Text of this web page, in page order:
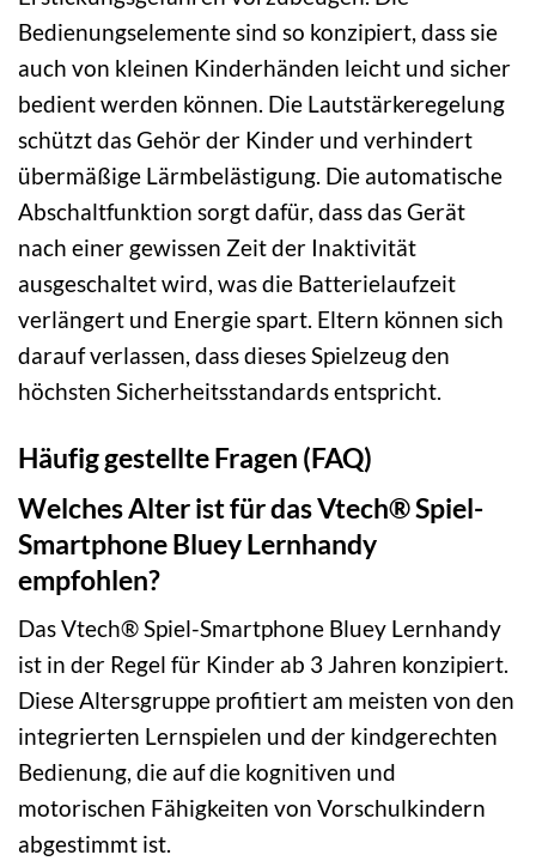
Bedienungselemente sind so konzipiert, dass sie
auch von kleinen Kinderhänden leicht und sicher
bedient werden können. Die Lautstärkeregelung
schützt das Gehör der Kinder und verhindert
übermäßige Lärmbelästigung. Die automatische
Abschaltfunktion sorgt dafür, dass das Gerät
nach einer gewissen Zeit der Inaktivität
ausgeschaltet wird, was die Batterielaufzeit
verlängert und Energie spart. Eltern können sich
darauf verlassen, dass dieses Spielzeug den
höchsten Sicherheitsstandards entspricht.
Häufig gestellte Fragen (FAQ)
Welches Alter ist für das Vtech® Spiel-
Smartphone Bluey Lernhandy
empfohlen?
Das Vtech® Spiel-Smartphone Bluey Lernhandy
ist in der Regel für Kinder ab 3 Jahren konzipiert.
Diese Altersgruppe profitiert am meisten von den
integrierten Lernspielen und der kindgerechten
Bedienung, die auf die kognitiven und
motorischen Fähigkeiten von Vorschulkindern
abgestimmt ist.